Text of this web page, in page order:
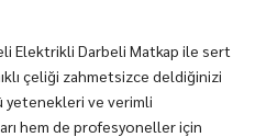
Elektrikli Darbeli Matkap ile sert
çeliği zahmetsizce deldiğinizi
yetenekleri ve verimli
hem de profesyoneller için